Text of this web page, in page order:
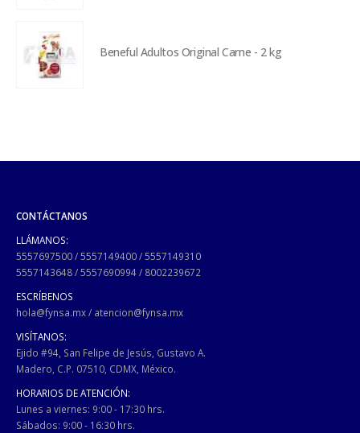
Beneful Adultos Original Carne - 2 kg
CONTÁCTANOS
LLÁMANOS:
5557697500/5557149400/5557149310
5557143648/5557690994/ 8002239672
ESCRÍBENOS
hola@fynsa.mx/ atencion@fynsa.mx
VISÍTANOS:
Ejido #94, San Felipe de Jesús, Gustavo A.
Madero, C.P. 07510, CDMX, México.
HORARIOS DE ATENCIÓN:
Lunes a viernes: 9:00 - 17:30 hrs.
Sábados: 9:00 - 16:30 hrs.